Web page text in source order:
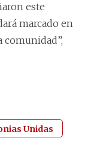
este
marcado en
comunidad”,
Unidas